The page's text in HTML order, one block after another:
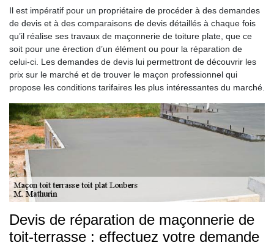
Il est impératif pour un propriétaire de procéder à des demandes
de devis et à des comparaisons de devis détaillés à chaque fois
qu’il réalise ses travaux de maçonnerie de toiture plate, que ce
soit pour une érection d’un élément ou pour la réparation de
celui-ci. Les demandes de devis lui permettront de découvrir les
prix sur le marché et de trouver le maçon professionnel qui
propose les conditions tarifaires les plus intéressantes du marché.
Devis de réparation de maçonnerie de
toit-terrasse : effectuez votre demande